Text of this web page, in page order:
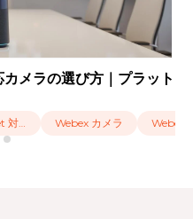
メラの選び方｜プラット
Google Meet 対応 カメラ Webex カメラ